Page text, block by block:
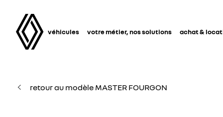
véhicules votre métier, nos solutions achat &
retour au modèle MASTER FOURGON